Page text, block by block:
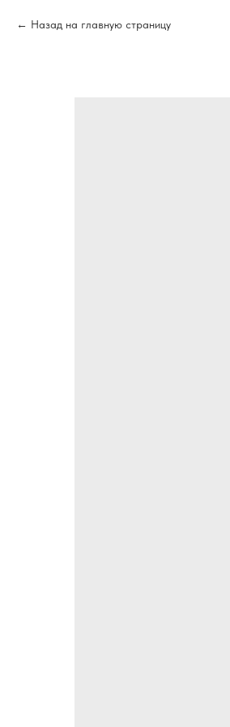
Назад на главную страницу